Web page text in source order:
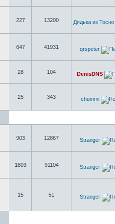
227 13200
Дядька из Тосно
647 41931
qrspeter
28 104
DenisDNS
25 343
chummi
903 12867
Stranger
1803 91104
Stranger
15 51
Stranger